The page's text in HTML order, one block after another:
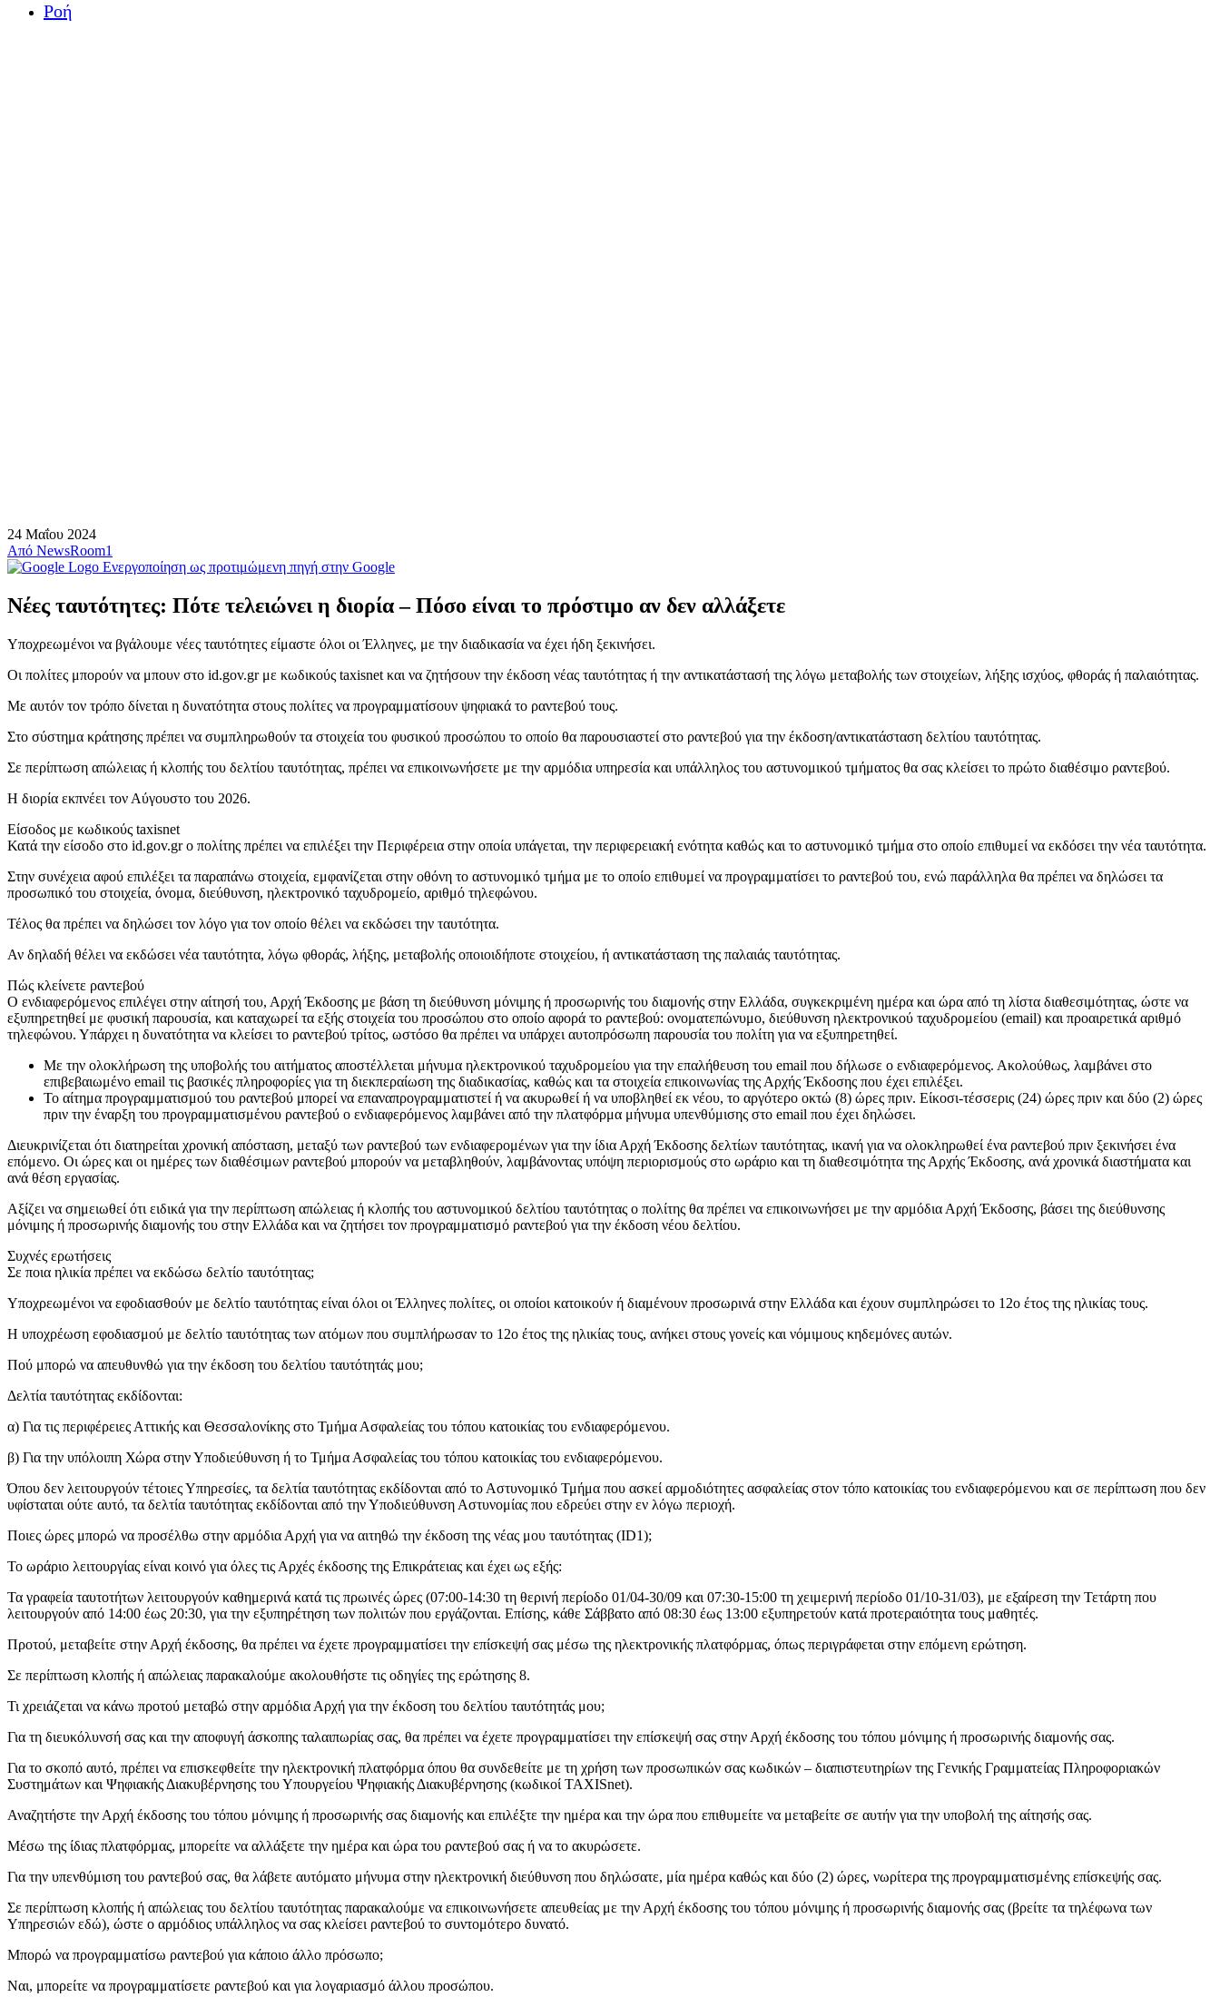
Ροή
24 Μαΐου 2024
Από NewsRoom1
Ενεργοποίηση ως προτιμώμενη πηγή στην Google
Νέες ταυτότητες: Πότε τελειώνει η διορία – Πόσο είναι το πρόστιμο αν δεν αλλάξετε
Υποχρεωμένοι να βγάλουμε νέες ταυτότητες είμαστε όλοι οι Έλληνες, με την διαδικασία να έχει ήδη ξεκινήσει.
Οι πολίτες μπορούν να μπουν στο id.gov.gr με κωδικούς taxisnet και να ζητήσουν την έκδοση νέας ταυτότητας ή την αντικατάστασή της λόγω μεταβολής των στοιχείων, λήξης ισχύος, φθοράς ή παλαιότητας.
Με αυτόν τον τρόπο δίνεται η δυνατότητα στους πολίτες να προγραμματίσουν ψηφιακά το ραντεβού τους.
Στο σύστημα κράτησης πρέπει να συμπληρωθούν τα στοιχεία του φυσικού προσώπου το οποίο θα παρουσιαστεί στο ραντεβού για την έκδοση/αντικατάσταση δελτίου ταυτότητας.
Σε περίπτωση απώλειας ή κλοπής του δελτίου ταυτότητας, πρέπει να επικοινωνήσετε με την αρμόδια υπηρεσία και υπάλληλος του αστυνομικού τμήματος θα σας κλείσει το πρώτο διαθέσιμο ραντεβού.
Η διορία εκπνέει τον Αύγουστο του 2026.
Είσοδος με κωδικούς taxisnet
Κατά την είσοδο στο id.gov.gr ο πολίτης πρέπει να επιλέξει την Περιφέρεια στην οποία υπάγεται, την περιφερειακή ενότητα καθώς και το αστυνομικό τμήμα στο οποίο επιθυμεί να εκδόσει την νέα ταυτότητα.
Στην συνέχεια αφού επιλέξει τα παραπάνω στοιχεία, εμφανίζεται στην οθόνη το αστυνομικό τμήμα με το οποίο επιθυμεί να προγραμματίσει το ραντεβού του, ενώ παράλληλα θα πρέπει να δηλώσει τα
προσωπικό του στοιχεία, όνομα, διεύθυνση, ηλεκτρονικό ταχυδρομείο, αριθμό τηλεφώνου.
Τέλος θα πρέπει να δηλώσει τον λόγο για τον οποίο θέλει να εκδώσει την ταυτότητα.
Αν δηλαδή θέλει να εκδώσει νέα ταυτότητα, λόγω φθοράς, λήξης, μεταβολής οποιοιδήποτε στοιχείου, ή αντικατάσταση της παλαιάς ταυτότητας.
Πώς κλείνετε ραντεβού
Ο ενδιαφερόμενος επιλέγει στην αίτησή του, Αρχή Έκδοσης με βάση τη διεύθυνση μόνιμης ή προσωρινής του διαμονής στην Ελλάδα, συγκεκριμένη ημέρα και ώρα από τη λίστα διαθεσιμότητας, ώστε να
εξυπηρετηθεί με φυσική παρουσία, και καταχωρεί τα εξής στοιχεία του προσώπου στο οποίο αφορά το ραντεβού: ονοματεπώνυμο, διεύθυνση ηλεκτρονικού ταχυδρομείου (email) και προαιρετικά αριθμό
τηλεφώνου. Υπάρχει η δυνατότητα να κλείσει το ραντεβού τρίτος, ωστόσο θα πρέπει να υπάρχει αυτοπρόσωπη παρουσία του πολίτη για να εξυπηρετηθεί.
Με την ολοκλήρωση της υποβολής του αιτήματος αποστέλλεται μήνυμα ηλεκτρονικού ταχυδρομείου για την επαλήθευση του email που δήλωσε ο ενδιαφερόμενος. Ακολούθως, λαμβάνει στο
επιβεβαιωμένο email τις βασικές πληροφορίες για τη διεκπεραίωση της διαδικασίας, καθώς και τα στοιχεία επικοινωνίας της Αρχής Έκδοσης που έχει επιλέξει.
Το αίτημα προγραμματισμού του ραντεβού μπορεί να επαναπρογραμματιστεί ή να ακυρωθεί ή να υποβληθεί εκ νέου, το αργότερο οκτώ (8) ώρες πριν. Είκοσι-τέσσερις (24) ώρες πριν και δύο (2) ώρες
πριν την έναρξη του προγραμματισμένου ραντεβού ο ενδιαφερόμενος λαμβάνει από την πλατφόρμα μήνυμα υπενθύμισης στο email που έχει δηλώσει.
Διευκρινίζεται ότι διατηρείται χρονική απόσταση, μεταξύ των ραντεβού των ενδιαφερομένων για την ίδια Αρχή Έκδοσης δελτίων ταυτότητας, ικανή για να ολοκληρωθεί ένα ραντεβού πριν ξεκινήσει ένα
επόμενο. Οι ώρες και οι ημέρες των διαθέσιμων ραντεβού μπορούν να μεταβληθούν, λαμβάνοντας υπόψη περιορισμούς στο ωράριο και τη διαθεσιμότητα της Αρχής Έκδοσης, ανά χρονικά διαστήματα και
ανά θέση εργασίας.
Αξίζει να σημειωθεί ότι ειδικά για την περίπτωση απώλειας ή κλοπής του αστυνομικού δελτίου ταυτότητας ο πολίτης θα πρέπει να επικοινωνήσει με την αρμόδια Αρχή Έκδοσης, βάσει της διεύθυνσης
μόνιμης ή προσωρινής διαμονής του στην Ελλάδα και να ζητήσει τον προγραμματισμό ραντεβού για την έκδοση νέου δελτίου.
Συχνές ερωτήσεις
Σε ποια ηλικία πρέπει να εκδώσω δελτίο ταυτότητας;
Υποχρεωμένοι να εφοδιασθούν με δελτίο ταυτότητας είναι όλοι οι Έλληνες πολίτες, οι οποίοι κατοικούν ή διαμένουν προσωρινά στην Ελλάδα και έχουν συμπληρώσει το 12ο έτος της ηλικίας τους.
Η υποχρέωση εφοδιασμού με δελτίο ταυτότητας των ατόμων που συμπλήρωσαν το 12ο έτος της ηλικίας τους, ανήκει στους γονείς και νόμιμους κηδεμόνες αυτών.
Πού μπορώ να απευθυνθώ για την έκδοση του δελτίου ταυτότητάς μου;
Δελτία ταυτότητας εκδίδονται:
α) Για τις περιφέρειες Αττικής και Θεσσαλονίκης στο Τμήμα Ασφαλείας του τόπου κατοικίας του ενδιαφερόμενου.
β) Για την υπόλοιπη Χώρα στην Υποδιεύθυνση ή το Τμήμα Ασφαλείας του τόπου κατοικίας του ενδιαφερόμενου.
Όπου δεν λειτουργούν τέτοιες Υπηρεσίες, τα δελτία ταυτότητας εκδίδονται από το Αστυνομικό Τμήμα που ασκεί αρμοδιότητες ασφαλείας στον τόπο κατοικίας του ενδιαφερόμενου και σε περίπτωση που δεν
υφίσταται ούτε αυτό, τα δελτία ταυτότητας εκδίδονται από την Υποδιεύθυνση Αστυνομίας που εδρεύει στην εν λόγω περιοχή.
Ποιες ώρες μπορώ να προσέλθω στην αρμόδια Αρχή για να αιτηθώ την έκδοση της νέας μου ταυτότητας (ID1);
Το ωράριο λειτουργίας είναι κοινό για όλες τις Αρχές έκδοσης της Επικράτειας και έχει ως εξής:
Τα γραφεία ταυτοτήτων λειτουργούν καθημερινά κατά τις πρωινές ώρες (07:00-14:30 τη θερινή περίοδο 01/04-30/09 και 07:30-15:00 τη χειμερινή περίοδο 01/10-31/03), με εξαίρεση την Τετάρτη που
λειτουργούν από 14:00 έως 20:30, για την εξυπηρέτηση των πολιτών που εργάζονται. Επίσης, κάθε Σάββατο από 08:30 έως 13:00 εξυπηρετούν κατά προτεραιότητα τους μαθητές.
Προτού, μεταβείτε στην Αρχή έκδοσης, θα πρέπει να έχετε προγραμματίσει την επίσκεψή σας μέσω της ηλεκτρονικής πλατφόρμας, όπως περιγράφεται στην επόμενη ερώτηση.
Σε περίπτωση κλοπής ή απώλειας παρακαλούμε ακολουθήστε τις οδηγίες της ερώτησης 8.
Τι χρειάζεται να κάνω προτού μεταβώ στην αρμόδια Αρχή για την έκδοση του δελτίου ταυτότητάς μου;
Για τη διευκόλυνσή σας και την αποφυγή άσκοπης ταλαιπωρίας σας, θα πρέπει να έχετε προγραμματίσει την επίσκεψή σας στην Αρχή έκδοσης του τόπου μόνιμης ή προσωρινής διαμονής σας.
Για το σκοπό αυτό, πρέπει να επισκεφθείτε την ηλεκτρονική πλατφόρμα όπου θα συνδεθείτε με τη χρήση των προσωπικών σας κωδικών – διαπιστευτηρίων της Γενικής Γραμματείας Πληροφοριακών
Συστημάτων και Ψηφιακής Διακυβέρνησης του Υπουργείου Ψηφιακής Διακυβέρνησης (κωδικοί TAXISnet).
Αναζητήστε την Αρχή έκδοσης του τόπου μόνιμης ή προσωρινής σας διαμονής και επιλέξτε την ημέρα και την ώρα που επιθυμείτε να μεταβείτε σε αυτήν για την υποβολή της αίτησής σας.
Μέσω της ίδιας πλατφόρμας, μπορείτε να αλλάξετε την ημέρα και ώρα του ραντεβού σας ή να το ακυρώσετε.
Για την υπενθύμιση του ραντεβού σας, θα λάβετε αυτόματο μήνυμα στην ηλεκτρονική διεύθυνση που δηλώσατε, μία ημέρα καθώς και δύο (2) ώρες, νωρίτερα της προγραμματισμένης επίσκεψής σας.
Σε περίπτωση κλοπής ή απώλειας του δελτίου ταυτότητας παρακαλούμε να επικοινωνήσετε απευθείας με την Αρχή έκδοσης του τόπου μόνιμης ή προσωρινής διαμονής σας (βρείτε τα τηλέφωνα των
Υπηρεσιών εδώ), ώστε ο αρμόδιος υπάλληλος να σας κλείσει ραντεβού το συντομότερο δυνατό.
Μπορώ να προγραμματίσω ραντεβού για κάποιο άλλο πρόσωπο;
Ναι, μπορείτε να προγραμματίσετε ραντεβού και για λογαριασμό άλλου προσώπου.